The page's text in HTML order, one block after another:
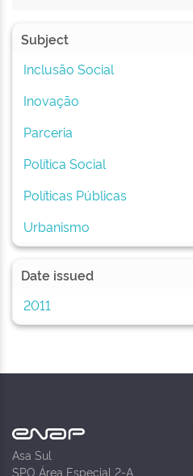
Subject
Inclusão Social
Inovação
Parceria
Política Social
Políticas Públicas
Urbanismo
Date issued
2011
Asa Sul
SPO Área Especial 2-A